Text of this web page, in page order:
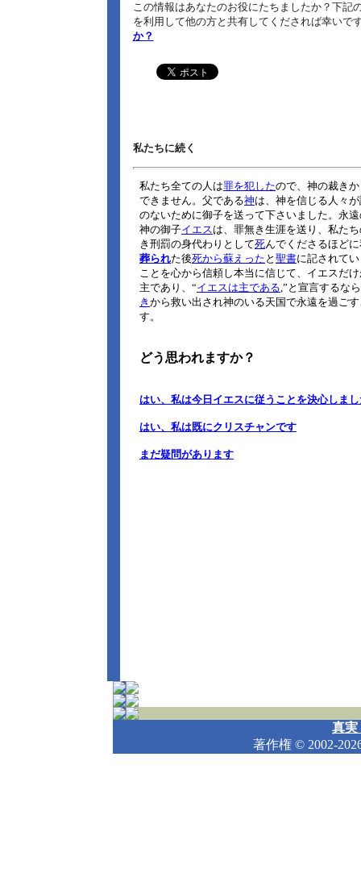
この情報はあなたのお役にたちましたか？下記
を利用して他の方と共有してくだされば幸いで
か？
私たちに続く
真実
著作権 © 2002-